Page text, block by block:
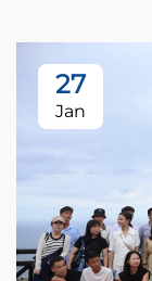
27
Jan